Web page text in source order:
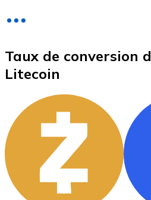
Taux de conversion
Litecoin